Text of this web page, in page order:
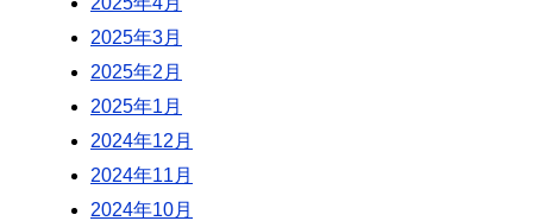
2025年3月
2025年2月
2025年1月
2024年12月
2024年11月
2024年10月